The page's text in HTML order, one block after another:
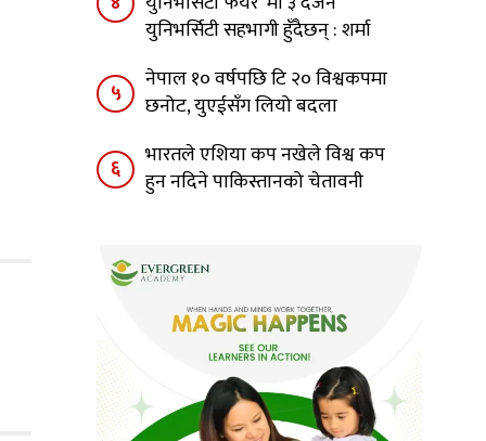
युनिभर्सिटी सहभागी हुँदैछन् : शर्मा
५
नेपाल १० वर्षपछि टि २० विश्वकपमा
छनोट, युएईसँग लियो बदला
६
भारतले एशिया कप नखेले विश्व कप
हुन नदिने पाकिस्तानको चेतावनी